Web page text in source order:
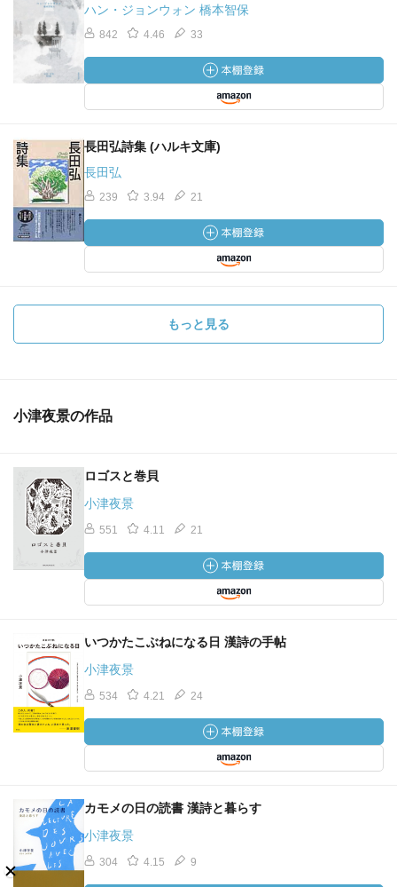
ハン・ジョンウォン 橋本智保
842 4.46 33
長田弘詩集 (ハルキ文庫)
長田弘
239 3.94 21
もっと見る
小津夜景の作品
ロゴスと巻貝
小津夜景
551 4.11 21
いつかたこぶねになる日 漢詩の手帖
小津夜景
534 4.21 24
カモメの日の読書 漢詩と暮らす
小津夜景
304 4.15 9